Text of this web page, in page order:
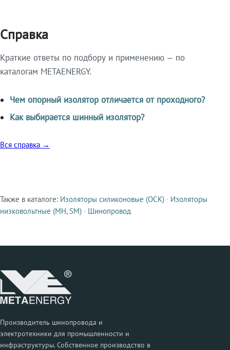
Справка
Краткие ответы по подбору и применению — по
каталогам METAENERGY.
Чем опорный изолятор отличается от проходного?
Как выбирается шинный изолятор?
Вся справка →
Смежные продукты
Также в каталоге: Изоляторы силиконовые (ОСК) · Изоляторы
низковольтные (МН, SM) · Шинопровод
Производитель шинопровода и
электротехники для промышленности и
инфраструктуры. Собственное производство в